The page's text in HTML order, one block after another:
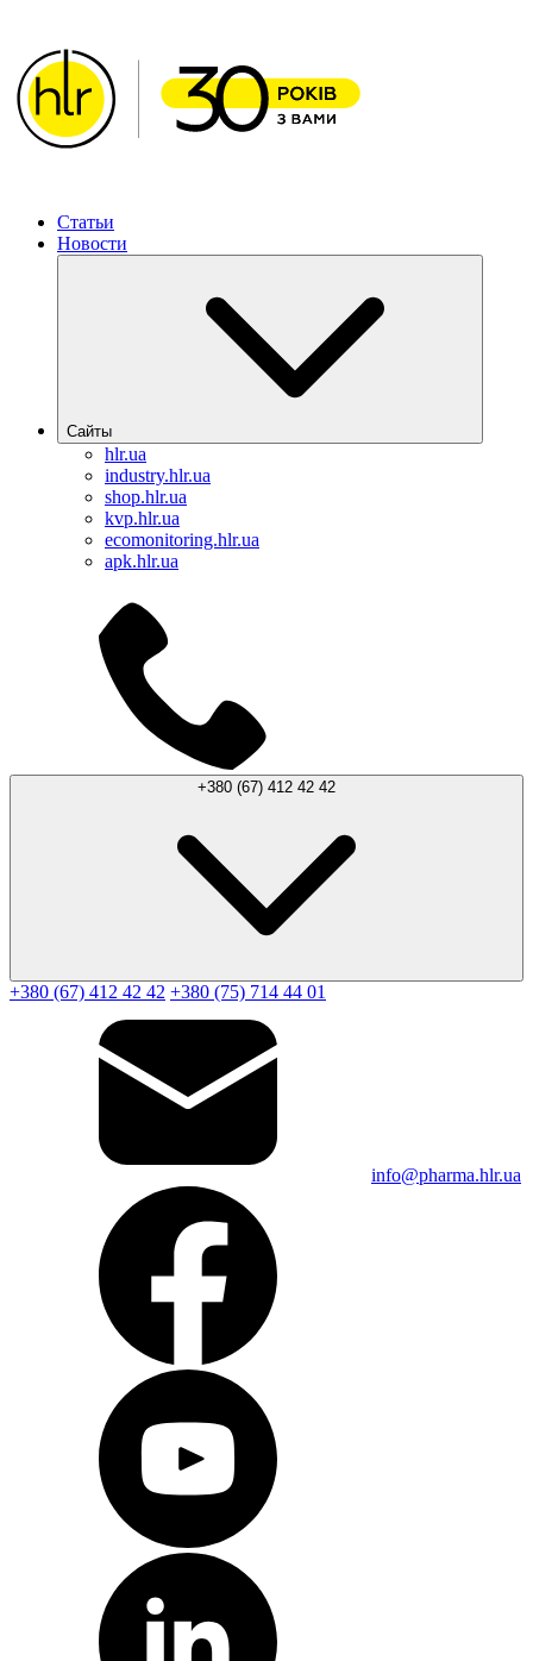
Статьи
Новости
Сайты
hlr.ua
industry.hlr.ua
shop.hlr.ua
kvp.hlr.ua
ecomonitoring.hlr.ua
apk.hlr.ua
+380 (67) 412 42 42
+380 (67) 412 42 42 +380 (75) 714 44 01
info@pharma.hlr.ua